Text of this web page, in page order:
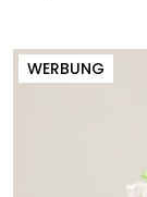
WERBUNG